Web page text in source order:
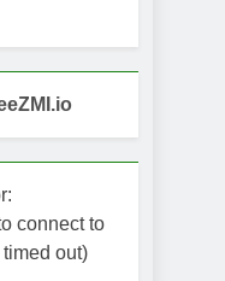
connect to
out)